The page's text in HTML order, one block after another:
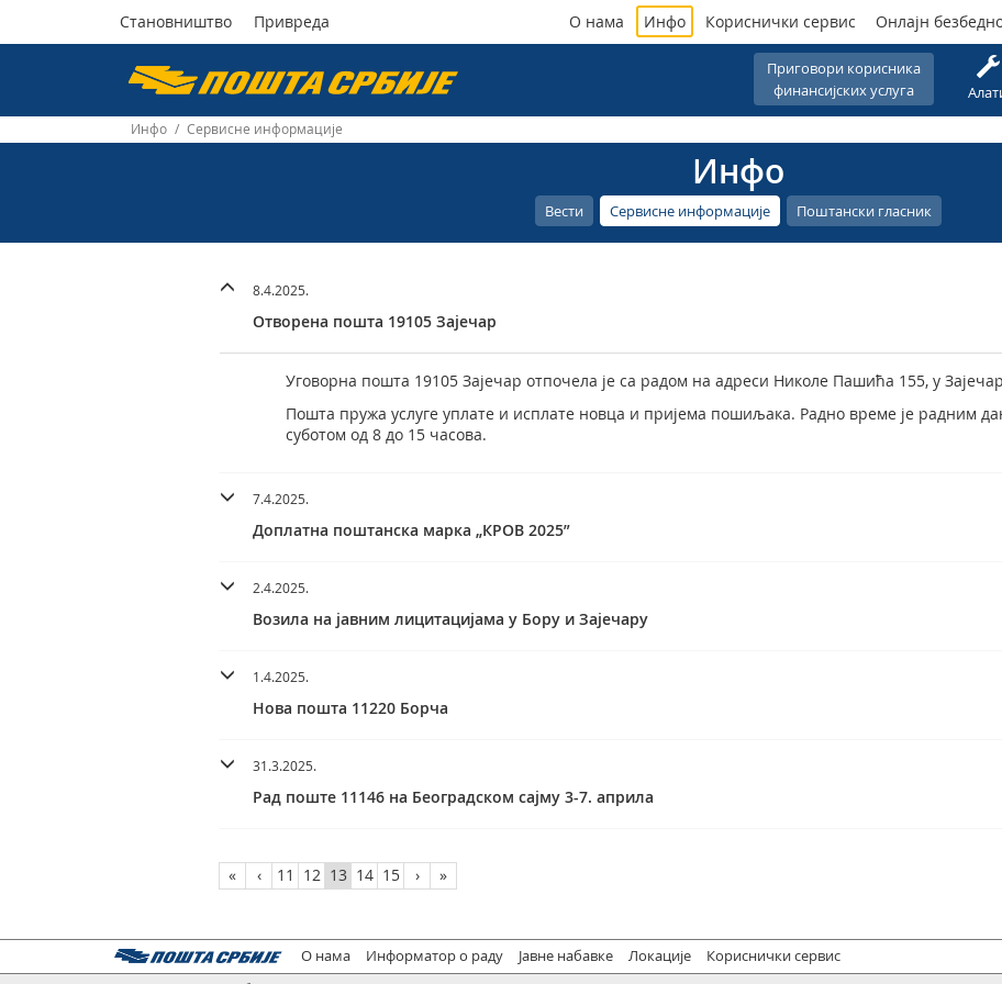
Пошта
Србије
Становништво Привреда
Приговори корисника
финансијских услуга
О нама Инфо Кориснички сервис Онлајн
Инфо / Сервисне информације
Инфо
Вести Сервисне информације Поштански гласник
8.4.2025.
Отворена пошта 19105 Зајечар
Уговорна пошта 19105 Зајечар отпочела је са радом на адреси Николе Пашића 155, у
Пошта пружа услуге уплате и исплате новца и пријема пошиљака. Радно време је радним
суботом од 8 до 15 часова.
7.4.2025.
Доплатна поштанска марка „КРОВ 2025”
2.4.2025.
Возила на јавним лицитацијама у Бору и Зајечару
1.4.2025.
Нова пошта 11220 Борча
31.3.2025.
Рад поште 11146 на Београдском сајму 3-7. априла
« ‹ 11 12 13 14 15 › »
О нама Информатор о раду Јавне набавке Локације Кориснички сервис